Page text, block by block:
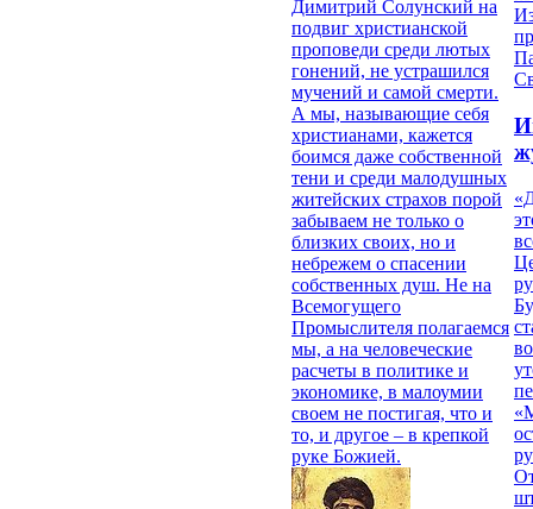
Димитрий Солунский на
подвиг христианской
проповеди среди лютых
гонений, не устрашился
мучений и самой смерти.
А мы, называющие себя
христианами, кажется
боимся даже собственной
тени и среди малодушных
житейских страхов порой
забываем не только о
близких своих, но и
небрежем о спасении
собственных душ. Не на
Всемогущего
Промыслителя полагаемся
мы, а на человеческие
расчеты в политике и
экономике, в малоумии
своем не постигая, что и
то, и другое – в крепкой
руке Божией.